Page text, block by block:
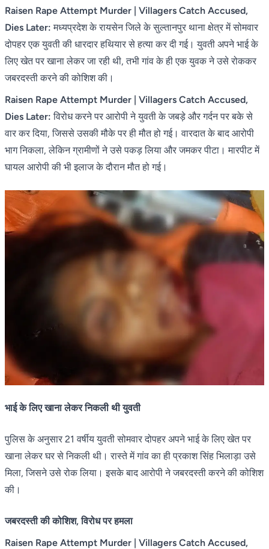
Raisen Rape Attempt Murder | Villagers Catch Accused,
Dies Later: मध्यप्रदेश के रायसेन जिले के सुल्तानपुर थाना क्षेत्र में सोमवार
दोपहर एक युवती की धारदार हथियार से हत्या कर दी गई। युवती अपने भाई के
लिए खेत पर खाना लेकर जा रही थी, तभी गांव के ही एक युवक ने उसे रोककर
जबरदस्ती करने की कोशिश की।
Raisen Rape Attempt Murder | Villagers Catch Accused,
Dies Later:विरोध करने पर आरोपी ने युवती के जबड़े और गर्दन पर बके से
वार कर दिया, जिससे उसकी मौके पर ही मौत हो गई। वारदात के बाद आरोपी
भाग निकला, लेकिन ग्रामीणों ने उसे पकड़ लिया और जमकर पीटा। मारपीट में
घायल आरोपी की भी इलाज के दौरान मौत हो गई।
भाई के लिए खाना लेकर निकली थी युवती
पुलिस के अनुसार 21 वर्षीय युवती सोमवार दोपहर अपने भाई के लिए खेत पर
खाना लेकर घर से निकली थी। रास्ते में गांव का ही प्रकाश सिंह भिलाड़ा उसे
मिला, जिसने उसे रोक लिया। इसके बाद आरोपी ने जबरदस्ती करने की कोशिश
की।
जबरदस्ती की कोशिश, विरोध पर हमला
Raisen Rape Attempt Murder | Villagers Catch Accused,